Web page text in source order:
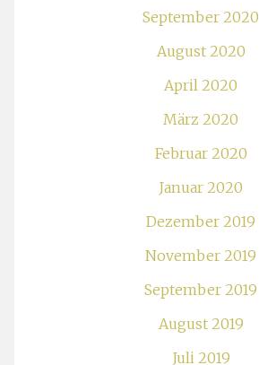
September 2020
August 2020
April 2020
März 2020
Februar 2020
Januar 2020
Dezember 2019
November 2019
September 2019
August 2019
Juli 2019